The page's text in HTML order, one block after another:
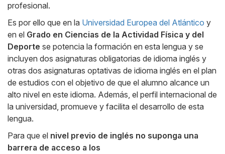
profesional.
Es por ello que en la Universidad Europea del Atlántico y
en el Grado en Ciencias de la Actividad Física y del
Deporte se potencia la formación en esta lengua y se
incluyen dos asignaturas obligatorias de idioma inglés y
otras dos asignaturas optativas de idioma inglés en el plan
de estudios con el objetivo de que el alumno alcance un
alto nivel en este idioma. Además, el perfil internacional de
la universidad, promueve y facilita el desarrollo de esta
lengua.
Para que el nivel previo de inglés no suponga una
barrera de acceso a los